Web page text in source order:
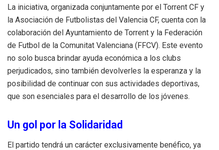
La iniciativa, organizada conjuntamente por el Torrent CF y
la Asociación de Futbolistas del Valencia CF, cuenta con la
colaboración del Ayuntamiento de Torrent y la Federación
de Futbol de la Comunitat Valenciana (FFCV). Este evento
no solo busca brindar ayuda económica a los clubs
perjudicados, sino también devolverles la esperanza y la
posibilidad de continuar con sus actividades deportivas,
que son esenciales para el desarrollo de los jóvenes.
Un gol por la Solidaridad
El partido tendrá un carácter exclusivamente benéfico, ya